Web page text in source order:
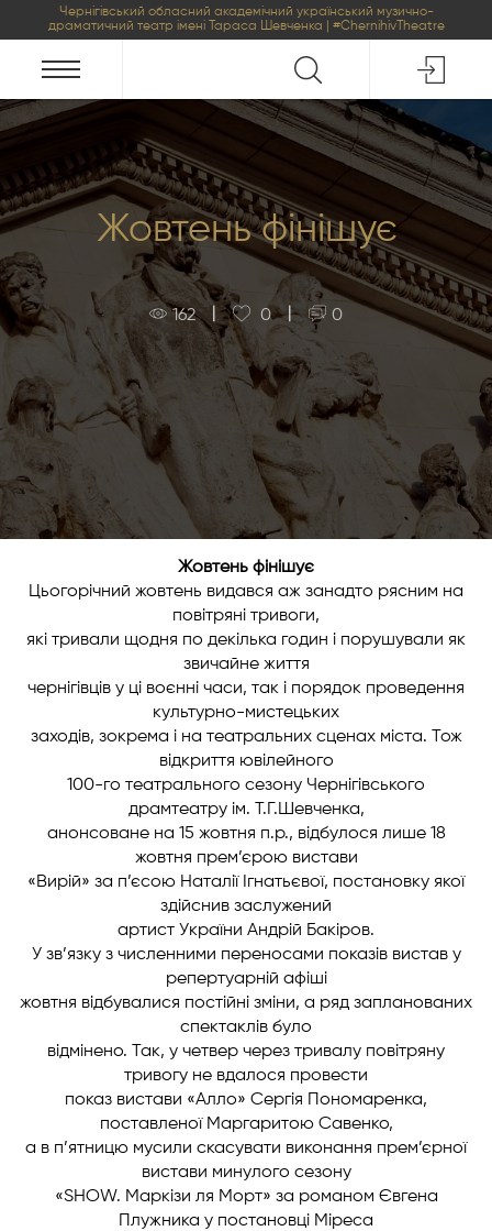
Чернігівський обласний академічний український музично-
драматичний театр імені Тараса Шевченка | #ChernihivTheatre
Жовтень фінішує
162 0 | 0
Жовтень фінішує
Цьогорічний жовтень видався аж занадто рясним на
повітряні тривоги,
які тривали щодня по декілька годин і порушували як
звичайне життя
чернігівців у ці воєнні часи, так і порядок проведення
культурно-мистецьких
заходів, зокрема і на театральних сценах міста. Тож
відкриття ювілейного
100-го театрального сезону Чернігівського
драмтеатру ім. Т.Г.Шевченка,
анонсоване на 15 жовтня п.р., відбулося лише 18
жовтня прем’єрою вистави
«Вирій» за п’єсою Наталії Ігнатьєвої, постановку якої
здійснив заслужений
артист України Андрій Бакіров.
У зв’язку з численними переносами показів вистав у
репертуарній афіші
жовтня відбувалися постійні зміни, а ряд запланованих
спектаклів було
відмінено. Так, у четвер через тривалу повітряну
тривогу не вдалося провести
показ вистави «Алло» Сергія Пономаренка,
поставленої Маргаритою Савенко,
а в п’ятницю мусили скасувати виконання прем’єрної
вистави минулого сезону
«SHOW. Маркізи ля Морт» за романом Євгена
Плужника у постановці Міреса